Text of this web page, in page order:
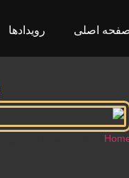
اصلی رویدادها